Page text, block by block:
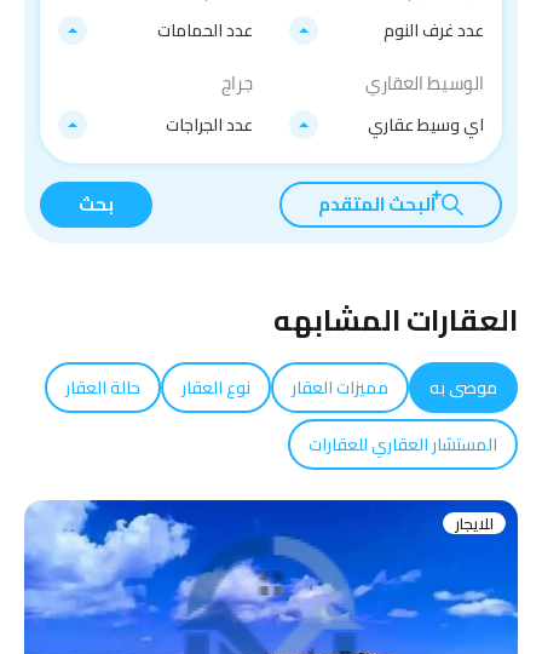
عدد غرف النوم عدد الحمامات
الوسيط العقاري
اي وسيط عقاري
جراج
عدد الجراجات
البحث المتقدم بحث
العقارات المشابهه
موصى به مميزات العقار نوع العقار
حالة العقار
المستشار العقاري للعقارات
للايجار